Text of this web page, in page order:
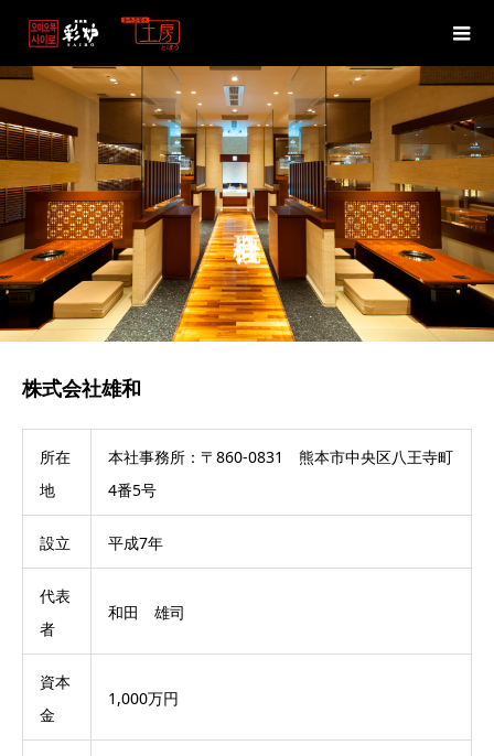
株式会社雄和
所在
地
本社事務所：〒860-0831 熊本市中央区八王寺町
4番5号
設立 平成7年
代表
者
和田 雄司
資本
金
1,000万円